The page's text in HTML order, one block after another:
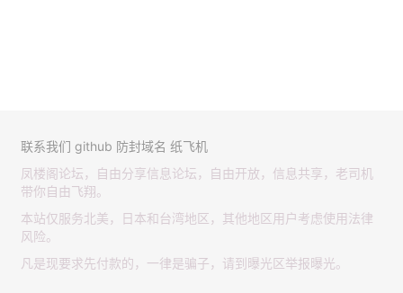
联系我们 github 防封域名 纸飞机
凤楼阁论坛，自由分享信息论坛，自由开放，信息共享，老司机
带你自由飞翔。
本站仅服务北美，日本和台湾地区，其他地区用户考虑使用法律
风险。
凡是现要求先付款的，一律是骗子，请到曝光区举报曝光。